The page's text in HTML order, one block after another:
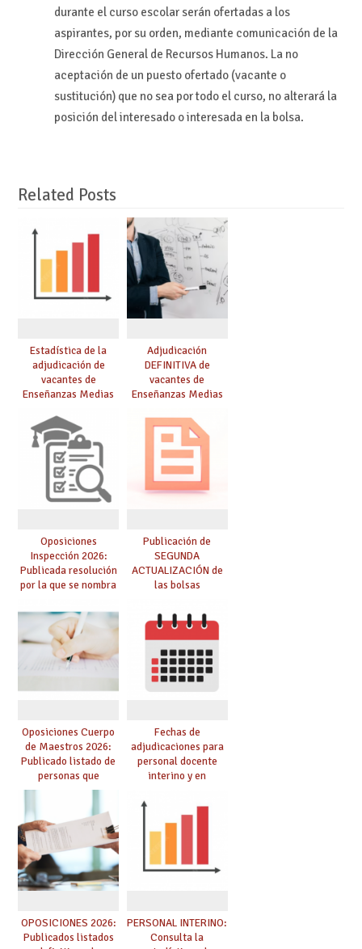
durante el curso escolar serán ofertadas a los
aspirantes, por su orden, mediante comunicación de la
Dirección General de Recursos Humanos. La no
aceptación de un puesto ofertado (vacante o
sustitución) que no sea por todo el curso, no alterará la
posición del interesado o interesada en la bolsa.
Related Posts
Estadística de la
adjudicación de
vacantes de
Enseñanzas Medias
Adjudicación
DEFINITIVA de
vacantes de
Enseñanzas Medias
Oposiciones
Inspección 2026:
Publicada resolución
por la que se nombra
prácticas, se regulan
dichas prácticas y se
convoca acto público
de adjudicación
Publicación de
SEGUNDA
ACTUALIZACIÓN de
las bolsas
Cuerpo de Maestros
de especialidades
convocadas a
oposición
Oposiciones Cuerpo
de Maestros 2026:
Publicado listado de
personas que
adquieren nueva
especialidad
Fechas de
adjudicaciones para
personal docente
interino y en
debes saber
OPOSICIONES 2026:
Publicados listados
PERSONAL INTERINO:
Consulta la